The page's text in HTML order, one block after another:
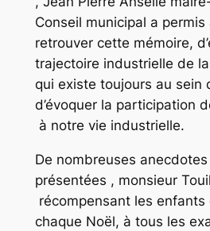
Conseil municipal a
retrouver cette mémoire,
trajectoire industrielle de
qui existe toujours au sein
d’évoquer la participation
à notre vie industrielle.
De nombreuses
présentées , monsieur
récompensant les enfants
chaque Noël, à tous les